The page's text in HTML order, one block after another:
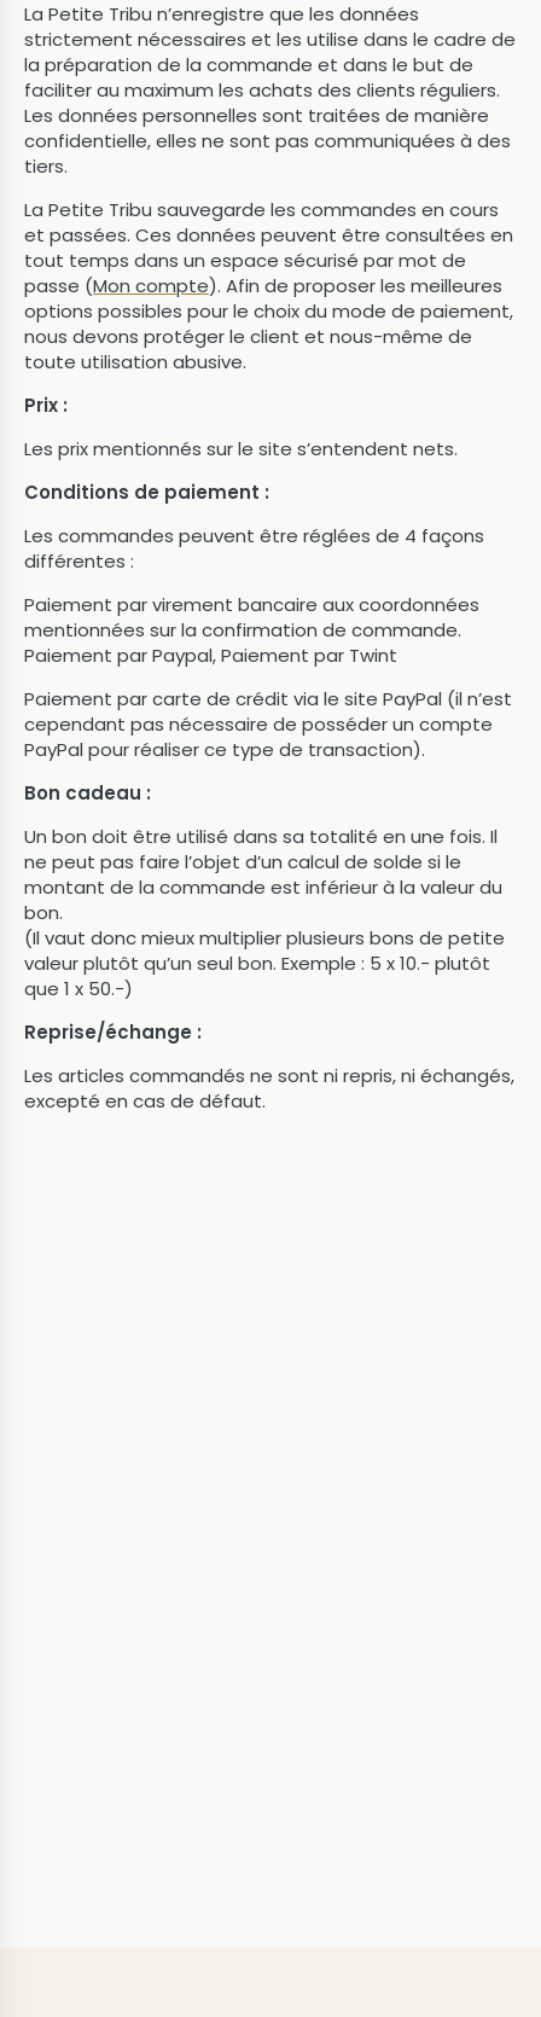
La Petite Tribu n’enregistre que les données
strictement nécessaires et les utilise dans le cadre de
la préparation de la commande et dans le but de
faciliter au maximum les achats des clients réguliers.
Les données personnelles sont traitées de manière
confidentielle, elles ne sont pas communiquées à des
tiers.
La Petite Tribu sauvegarde les commandes en cours
et passées. Ces données peuvent être consultées en
tout temps dans un espace sécurisé par mot de
passe (Mon compte). Afin de proposer les meilleures
options possibles pour le choix du mode de paiement,
nous devons protéger le client et nous-même de
toute utilisation abusive.
Prix :
Les prix mentionnés sur le site s’entendent nets.
Conditions de paiement :
Les commandes peuvent être réglées de 4 façons
différentes :
Paiement par virement bancaire aux coordonnées
mentionnées sur la confirmation de commande.
Paiement par Paypal, Paiement par Twint
Paiement par carte de crédit via le site PayPal (il n’est
cependant pas nécessaire de posséder un compte
PayPal pour réaliser ce type de transaction).
Bon cadeau :
Un bon doit être utilisé dans sa totalité en une fois. Il
ne peut pas faire l’objet d’un calcul de solde si le
montant de la commande est inférieur à la valeur du
bon.
(Il vaut donc mieux multiplier plusieurs bons de petite
valeur plutôt qu’un seul bon. Exemple : 5 x 10.- plutôt
que 1 x 50.-)
Reprise/échange :
Les articles commandés ne sont ni repris, ni échangés,
excepté en cas de défaut.